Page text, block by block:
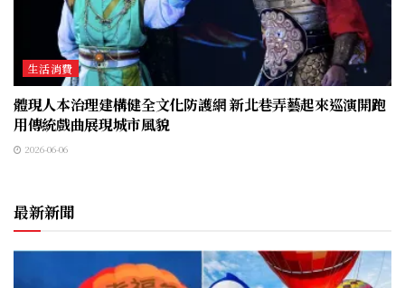
生活消費
體現人本治理建構健全文化防護網 新北巷弄藝起來巡演開跑
用傳統戲曲展現城市風貌
2026-06-06
最新新聞